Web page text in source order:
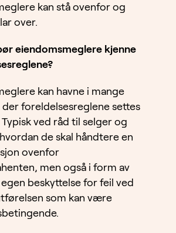
kan stå ovenfor og
over.
eiendomsmeglere kjenne
kan havne i mange
foreldelsesreglene settes
Typisk ved råd til selger og
de skal håndtere en
ovenfor
men også i form av
beskyttelse for feil ved
som kan være